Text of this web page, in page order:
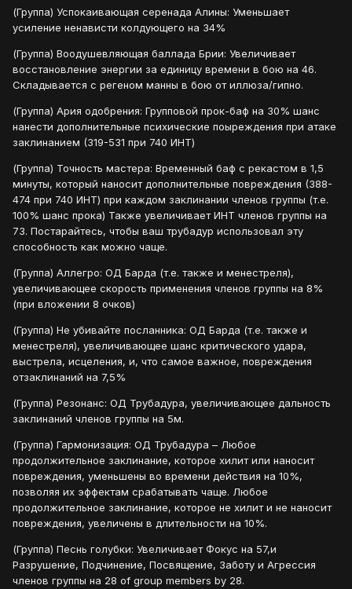
(Группа) Успокаивающая серенада Алины: Уменьшает
усиление ненависти колдующего на 34%
(Группа) Воодушевляющая баллада Брии: Увеличивает
восстановление энергии за единицу времени в бою на 46.
Складывается с регеном манны в бою от иллюза/гипно.
(Группа) Ария одобрения: Групповой прок-баф на 30% шанс
нанести дополнительные психические поыреждения при атаке
заклинанием (319-531 при 740 ИНТ)
(Группа) Точность мастера: Временный баф с рекастом в 1,5
минуты, который наносит дополнительные повреждения (388-
474 при 740 ИНТ) при каждом заклинании членов группы (т.е.
100% шанс прока) Также увеличивает ИНТ членов группы на
73. Постарайтесь, чтобы ваш трубадур использовал эту
способность как можно чаще.
(Группа) Аллегро: ОД Барда (т.е. также и менестреля),
увеличивающее скорость применения членов группы на 8%
(при вложении 8 очков)
(Группа) Не убивайте посланника: ОД Барда (т.е. также и
менестреля), увеличивающее шанс критического удара,
выстрела, исцеления, и, что самое важное, повреждения
отзаклинаний на 7,5%
(Группа) Резонанс: ОД Трубадура, увеличивающее дальность
заклинаний членов группы на 5м.
(Группа) Гармонизация: ОД Трубадура – Любое
продолжительное заклинание, которое хилит или наносит
повреждения, уменьшены во времени действия на 10%,
позволяя их эффектам срабатывать чаще. Любое
продолжительное заклинание, которое не хилит и не наносит
повреждения, увеличены в длительности на 10%.
(Группа) Песнь голубки: Увеличивает Фокус на 57,и
Разрушение, Подчинение, Посвящение, Заботу и Агрессия
членов группы на 28 of group members by 28.